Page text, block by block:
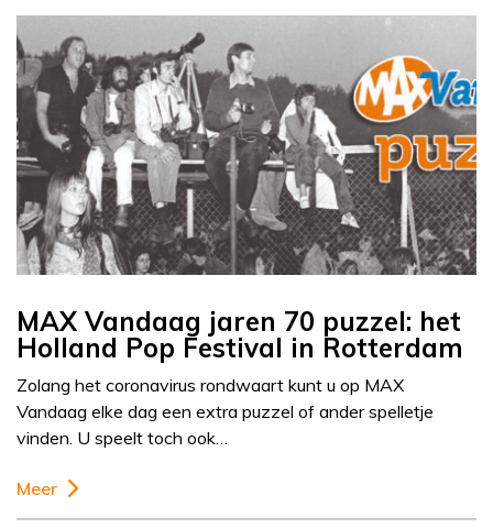
MAX Vandaag jaren 70 puzzel: het
Holland Pop Festival in Rotterdam
Zolang het coronavirus rondwaart kunt u op MAX
Vandaag elke dag een extra puzzel of ander spelletje
vinden. U speelt toch ook…
Meer